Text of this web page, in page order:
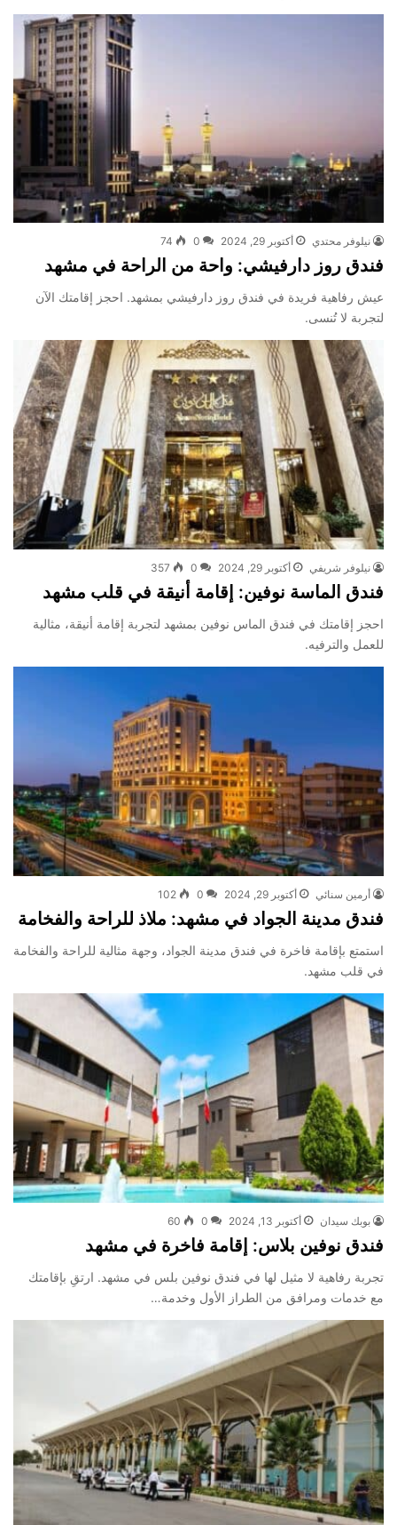
نیلوفر محتدي أكتوبر 29, 2024 0
74
فندق روز دارفيشي: واحة من الراحة في مشهد
عيش رفاهية فريدة في فندق روز دارفيشي بمشهد. احجز إقامتك الآن
لتجربة لا تُنسى.
نیلوفر شريفي أكتوبر 29, 2024 0
357
فندق الماسة نوفين: إقامة أنيقة في قلب مشهد
احجز إقامتك في فندق الماس نوفين بمشهد لتجربة إقامة أنيقة، مثالية
للعمل والترفيه.
أرمين سنائي أكتوبر 29, 2024 0
102
فندق مدينة الجواد في مشهد: ملاذ للراحة والفخامة
استمتع بإقامة فاخرة في فندق مدينة الجواد، وجهة مثالية للراحة والفخامة
في قلب مشهد.
بوبك سيدان أكتوبر 13, 2024 0
60
فندق نوفين بلاس: إقامة فاخرة في مشهد
تجربة رفاهية لا مثيل لها في فندق نوفين بلس في مشهد. ارتقِ بإقامتك
مع خدمات ومرافق من الطراز الأول وخدمة…